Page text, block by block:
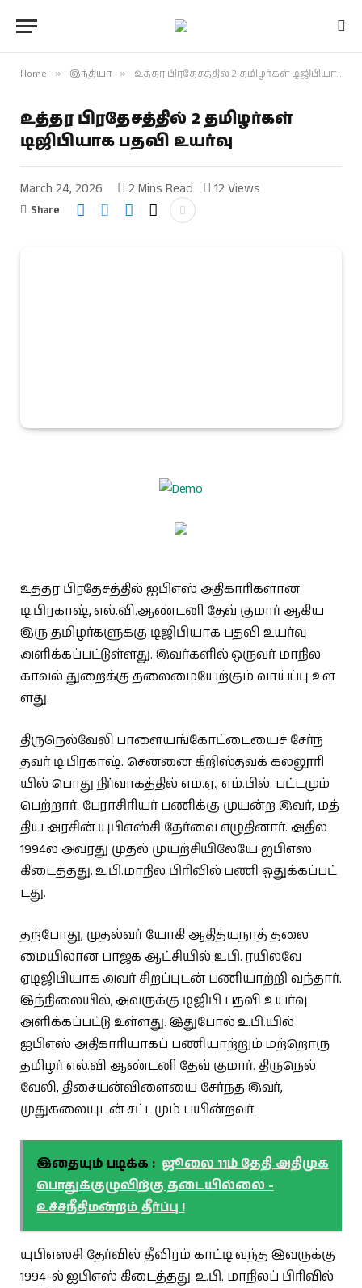
Home » இந்தியா » உத்தர பிரதேசத்தில் 2 தமிழர்கள் டிஜிபியாக பதவி உயர்வு
உத்தர பிரதேசத்தில் 2 தமிழர்கள்
டிஜிபியாக பதவி உயர்வு
March 24, 2026 2 Mins Read 12Views
Share
உத்​தர பிரதேசத்​தில் ஐபிஎஸ் அதி​காரி​களான
டி.பிரகாஷ், எல்​.​வி.ஆண்​டனி தேவ் குமார் ஆகிய
இரு தமிழர்களுக்கு டிஜிபி​யாக பதவி உயர்வு
அளிக்​கப்​பட்​டுள்​ளது. இவர்​களில் ஒரு​வர் மாநில
காவல் துறைக்கு தலை​மையேற்​கும் வாய்ப்​பு உள்​
ளது.
திருநெல்​வேலி பாளை​யங்​கோட்​டையைச் சேர்ந்​
தவர் டி.பிர​காஷ். சென்னை கிறிஸ்​தவக் கல்​லூரி​
யில் பொது நிர்​வாகத்​தில் எம்​.ஏ., எம்​.பில். பட்​ட​மும்
பெற்​றார். பேராசிரியர் பணிக்கு முயன்ற இவர், மத்​
திய அரசின் யுபிஎஸ்சி தேர்வை எழு​தி​னார். அதில்
1994ல் அவரது முதல் முயற்​சி​யிலேயே ஐபிஎஸ்
கிடைத்​தது. உ.பி.மாநில பிரி​வில் பணி ஒதுக்​கப்​பட்​
டது.
தற்​போது, முதல்​வர் யோகி ஆதித்​ய​நாத் தலை​
மையி​லான பாஜக ஆட்​சி​யில் உ.பி. ரயில்வே
ஏடிஜிபி​யாக அவர் சிறப்​புடன் பணியாற்றி வந்​தார்.
இந்​நிலை​யில், அவருக்கு டிஜிபி பதவி உயர்வு
அளிக்​கப்​பட்​டு உள்​ளது. இது​போல் உ.பி.​யில்
ஐபிஎஸ் அதிகாரியாகப் பணி​யாற்​றும் மற்​றொரு
தமிழர் எல்​.​வி ஆண்​டனி தேவ் குமார். திருநெல்​
வேலி, திசையன்​விளையை சேர்ந்த இவர்,
முதுகலை​யுடன் சட்​ட​மும் பயின்​றவர்.
இதையும் படிக்க : ஜூலை 11ம் தேதி அதிமுக
பொதுக்குழுவிற்கு தடையில்லை -
உச்சநீதிமன்றம் தீர்ப்பு !
யுபிஎஸ்சி தேர்​வில் தீவிரம் காட்டி வந்த இவருக்கு
1994-ல் ஐபிஎஸ் கிடைத்​தது. உ.பி. மாநிலப் பிரி​வில்